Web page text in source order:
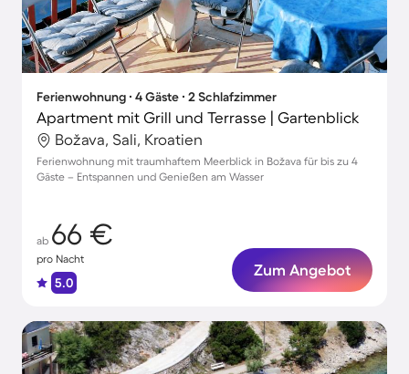
Ferienwohnung ∙ 4 Gäste ∙ 2 Schlafzimmer
Apartment mit Grill und Terrasse | Gartenblick
Božava, Sali, Kroatien
Ferienwohnung mit traumhaftem Meerblick in Božava für bis zu 4
Gäste – Entspannen und Genießen am Wasser
ab 66 €
pro Nacht
5.0
Zum Angebot